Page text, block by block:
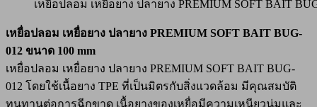
เหยื่อปลอม เหยื่อยาง ปลายาง PREMIUM SOFT BAIT
เหยื่อปลอม เหยื่อยาง ปลายาง PREMIUM SOFT BAIT BUG-
012 ขนาด 100 mm
เหยื่อปลอม เหยื่อยาง ปลายาง PREMIUM SOFT BAIT BUG-
012 โดยใช้เนื้อยาง TPE ที่เป็นมิตรกับสิ่งแวดล้อม มีคุณสมบัติ
ทนทานต่อการฉีกขาด เนื้อยางของเหยื่อมีความเหนียวนุ่มและ